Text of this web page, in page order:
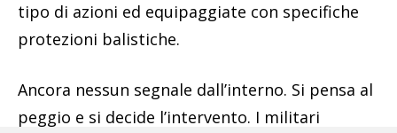
tipo di azioni ed equipaggiate con specifiche
protezioni balistiche.
Ancora nessun segnale dall’interno. Si pensa al
peggio e si decide l’intervento. I militari